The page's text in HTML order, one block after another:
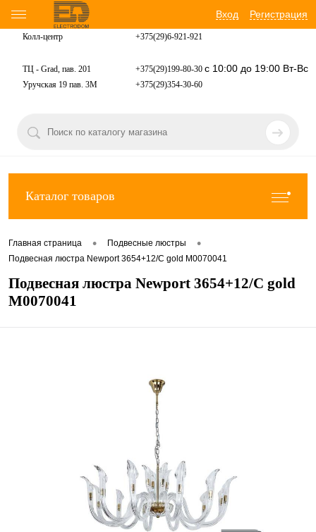
Вход Регистрация
Колл-центр +375(29)6-921-921
ТЦ - Grad, пав. 201 +375(29)199-80-30 с 10:00 до 19:00 Вт-Вс
Уручская 19 пав. 3М +375(29)354-30-60
Каталог товаров
Главная страница • Подвесные люстры •
Подвесная люстра Newport 3654+12/C gold М0070041
Подвесная люстра Newport 3654+12/C gold
М0070041